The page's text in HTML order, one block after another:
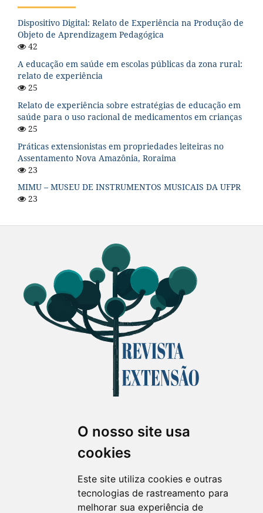
O nosso site usa
cookies
Este site utiliza cookies e outras
tecnologias de rastreamento para
melhorar sua experiência de
Dispositivo Digital: Relato de Experiência na Produção de
Objeto de Aprendizagem Pedagógica
42
A educação em saúde em escolas públicas da zona rural:
relato de experiência
25
Relato de experiência sobre estratégias de educação em
saúde para o uso racional de medicamentos em crianças
25
Práticas extensionistas em propriedades leiteiras no
Assentamento Nova Amazônia, Roraima
23
MIMU – MUSEU DE INSTRUMENTOS MUSICAIS DA UFPR
23
Revista Extensão em Foco
ISSN 2358-7180 (on-line)